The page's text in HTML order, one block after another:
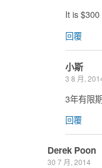
It is
回覆
小斯
3 8 月,
3年有限
回覆
Derek Poon
30 7 月, 2014